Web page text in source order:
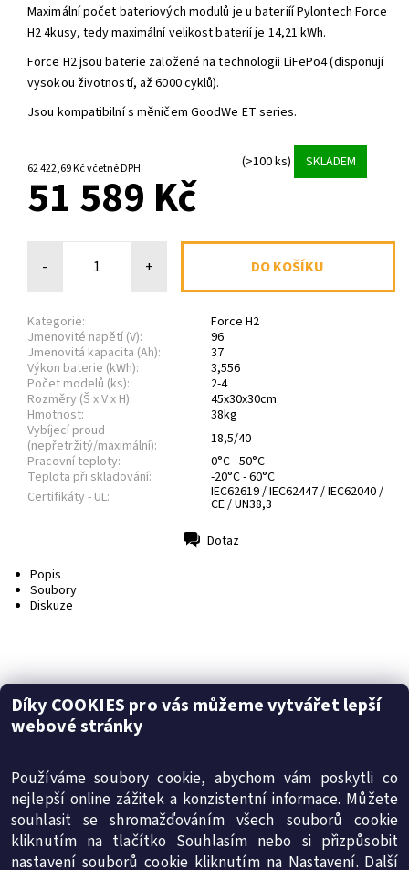
Maximální počet bateriových modulů je u bateriíí Pylontech Force
H2 4kusy, tedy maximální velikost baterií je 14,21 kWh.
Force H2 jsou baterie založené na technologii LiFePo4 (disponují
vysokou životností, až 6000 cyklů).
Jsou kompatibilní s měničem GoodWe ET series.
62 422,69 Kč včetně DPH (>100 ks) SKLADEM
51 589 Kč
- +
Kategorie:
Force H2
Jmenovité napětí (V):
96
Jmenovitá kapacita (Ah):
37
Výkon baterie (kWh):
3,556
Počet modelů (ks):
2-4
Rozměry (Š x V x H):
45x30x30cm
Hmotnost:
38kg
Vybíjecí proud
(nepřetržitý/maximální):
18,5/40
Pracovní teploty:
0°C - 50°C
Teplota při skladování:
-20°C - 60°C
Certifikáty - UL:
IEC62619 / IEC62447 / IEC62040 /
CE / UN38,3
Dotaz
Popis
Soubory
Diskuze
Baterie Pylontech Force H2 (2.2 MB)
Přidat komentář
SMT-energy s.r.o. Obchodní podmínky | Reklamační řád
Díky COOKIES pro vás můžeme vytvářet lepší
webové stránky
Používáme soubory cookie, abychom vám poskytli co
nejlepší online zážitek a konzistentní informace. Můžete
souhlasit se shromažďováním všech souborů cookie
kliknutím na tlačítko Souhlasím nebo si přizpůsobit
nastavení souborů cookie kliknutím na Nastavení. Další